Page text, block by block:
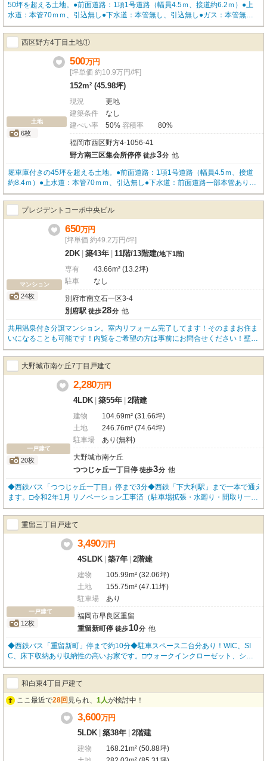
50坪を超える土地。●前面道路：1項1号道路（幅員4.5ｍ、接道約6.2ｍ）●上
水道：本管70ｍｍ、引込無し●下水道：本管無し、引込無し●ガス：本管無
し、引込無し●埋蔵文化財：隣接地※擁壁は現地要確認。購入時は建築士の確
認をお願いいたします。その他詳細はお問合せください。
西区野方4丁目土地①
土地
6枚
500万円
[坪単価 約10.9万円/坪]
152m² (45.98坪)
現況
更地
建築条件
なし
建ぺい率
50% 容積率 80%
福岡市西区野方4-1056-41
野方南三区集会所停停 徒歩3分 他
堀車庫付きの45坪を超える土地。●前面道路：1項1号道路（幅員4.5ｍ、接道
約8.4ｍ）●上水道：本管70ｍｍ、引込無し●下水道：前面道路一部本管あり25
0ｍｍ、引込無し●ガス：前面道路一部本管あり50ｍｍ、引込無し●埋蔵文化
財：隣接地※擁壁は現地要確認。購入時は建築士の確認をお願いいたします。
※その他詳細はお問合せください。
プレジデントコーポ中央ビル
マンション
24枚
650万円
[坪単価 約49.2万円/坪]
2DK 築43年 11階/13階建(地下1階)
専有
43.66m² (13.2坪)
駐車
なし
別府市南立石一区3-4
別府駅 徒歩28分 他
共用温泉付き分譲マンション。室内リフォーム完了してます！そのままお住ま
いになることも可能です！内覧をご希望の方は事前にお問合せください！壁・
床・天井・畳の塗替と張替、キッチン・洗面台を新調しております！敷地内駐
車場に空きはございませんが3分程歩いた建物裏に立体の月極駐車場がござい
ます。最新の空き状況に関しては[豊洋パーキング：別大興産様連絡先0120-46
-0404)]までご連絡ください。※温泉使用料について男女どちらも使用…月額3,
000円どちらかのみ使用…月額2,000円どちらも使用しない場合…月額1,000円
水道料金…基本料金＋2か月に1回の検針
大野城市南ケ丘7丁目戸建て
一戸建て
20枚
2,280万円
4LDK 築55年 2階建
建物
104.69m² (31.66坪)
土地
246.76m² (74.64坪)
駐車場
あり(無料)
大野城市南ケ丘
つつじヶ丘一丁目停 徒歩3分 他
◆西鉄バス「つつじヶ丘一丁目」停まで3分◆西鉄「下大利駅」まで一本で通え
ます。□令和2年1月 リノベーション工事済（駐車場拡張・水廻り・間取り一部
変更・床上張り・防蟻工事 等）□キッチン横に納戸あり収納たっぷり□南向き
で日当たり良好な縁側あり□駐車場二台可能（一台カーポート）□一部増築あり
（27.4㎡）その他詳細お問合せ、内覧をご希望の方はお気軽にお問い合わせく
重留三丁目戸建て
一戸建て
12枚
3,490万円
4SLDK 築7年 2階建
建物
105.99m² (32.06坪)
土地
155.75m² (47.11坪)
駐車場
あり
福岡市早良区重留
重留新町停 徒歩10分 他
◆西鉄バス「重留新町」停まで約10分◆駐車スペース二台分あり！WIC、SI
C、床下収納あり収納性の高いお家です。□ウォークインクローゼット、シュ
ーズインクローゼット、床下収納、各部屋に収納あり□駐車場二台分あり（縦
列）□南向きで日当たり良好な専用庭あり□電動シャッターあり□浄水器ありそ
の他詳細お問合せ、内覧をご希望の方はお気軽にお問い合わせください。
和白東4丁目戸建て
ここ最近で28回 見られ、 1人が検討中！
3,600万円
5LDK 築38年 2階建
建物
168.21m² (50.88坪)